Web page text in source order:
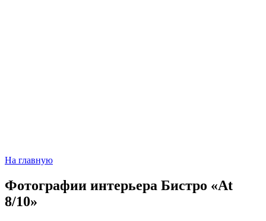
На главную
Фотографии интерьера Бистро «At
8/10»